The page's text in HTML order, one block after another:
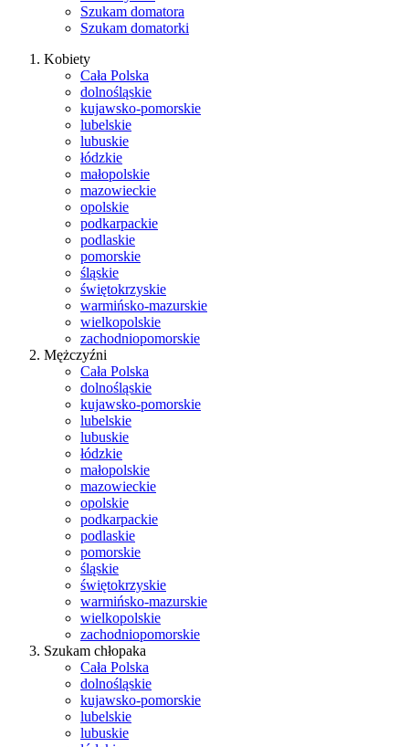
Szukam domatora
Szukam domatorki
Kobiety
Cała Polska
dolnośląskie
kujawsko-pomorskie
lubelskie
lubuskie
łódzkie
małopolskie
mazowieckie
opolskie
podkarpackie
podlaskie
pomorskie
śląskie
świętokrzyskie
warmińsko-mazurskie
wielkopolskie
zachodniopomorskie
Mężczyźni
Cała Polska
dolnośląskie
kujawsko-pomorskie
lubelskie
lubuskie
łódzkie
małopolskie
mazowieckie
opolskie
podkarpackie
podlaskie
pomorskie
śląskie
świętokrzyskie
warmińsko-mazurskie
wielkopolskie
zachodniopomorskie
Szukam chłopaka
Cała Polska
dolnośląskie
kujawsko-pomorskie
lubelskie
lubuskie